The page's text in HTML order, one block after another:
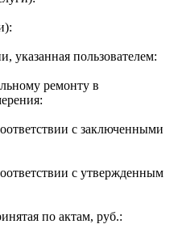
указанная пользователем:
ремонту в
с заключенными
с утвержденным
по актам, руб.: